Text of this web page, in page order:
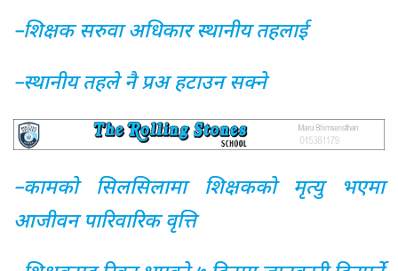
–शिक्षक सरुवा अधिकार स्थानीय तहलाई
–स्थानीय तहले नै प्रअ हटाउन सक्ने
–कामको सिलसिलामा शिक्षकको मृत्यु भएमा
आजीवन पारिवारिक वृत्ति